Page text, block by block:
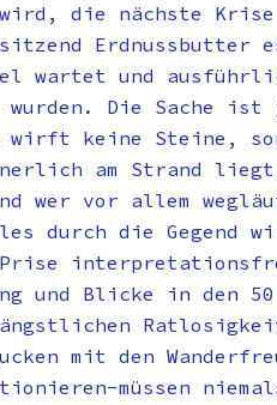
wird, die nächste
Erdnussbutter
wartet und
wurden. Die Sache
wirft keine Steine,
am Strand
wer vor allem
durch die Gegend
Prise
und Blicke in den
mit den
müssen